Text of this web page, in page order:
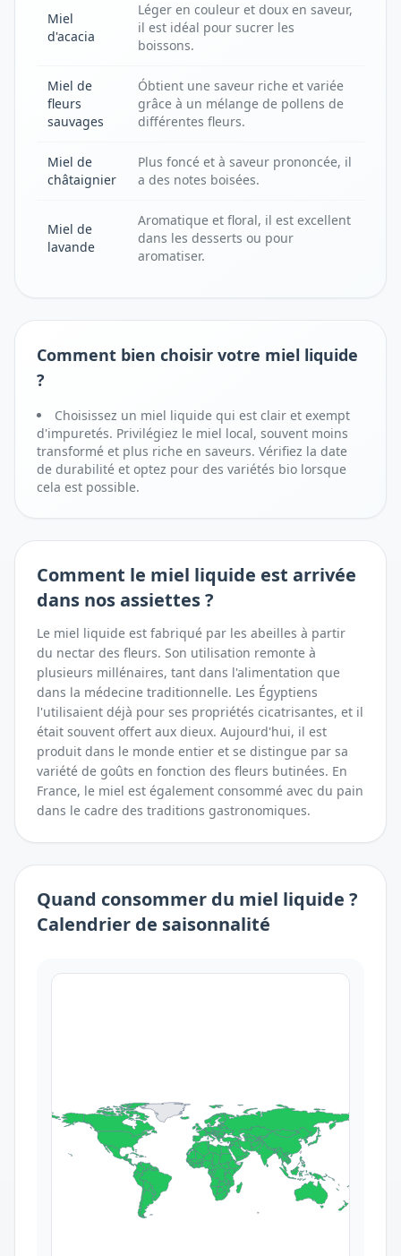
Miel
d'acacia
Léger en couleur et doux en saveur,
il est idéal pour sucrer les
boissons.
Miel de
fleurs
sauvages
Óbtient une saveur riche et variée
grâce à un mélange de pollens de
différentes fleurs.
Miel de
châtaignier
Plus foncé et à saveur prononcée, il
a des notes boisées.
Miel de
lavande
Aromatique et floral, il est excellent
dans les desserts ou pour
aromatiser.
Comment bien choisir votre miel liquide
?
Choisissez un miel liquide qui est clair et exempt
d'impuretés. Privilégiez le miel local, souvent moins
transformé et plus riche en saveurs. Vérifiez la date
de durabilité et optez pour des variétés bio lorsque
cela est possible.
Comment le miel liquide est arrivée
dans nos assiettes ?
Le miel liquide est fabriqué par les abeilles à partir
du nectar des fleurs. Son utilisation remonte à
plusieurs millénaires, tant dans l'alimentation que
dans la médecine traditionnelle. Les Égyptiens
l'utilisaient déjà pour ses propriétés cicatrisantes, et il
était souvent offert aux dieux. Aujourd'hui, il est
produit dans le monde entier et se distingue par sa
variété de goûts en fonction des fleurs butinées. En
France, le miel est également consommé avec du pain
dans le cadre des traditions gastronomiques.
Quand consommer du miel liquide ?
Calendrier de saisonnalité